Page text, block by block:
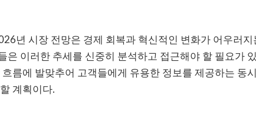
년 시장 전망은 경제 회복과 혁신적인 변화가 어우러
은 이러한 추세를 신중히 분석하고 접근해야 할 필요가
흐름에 발맞추어 고객들에게 유용한 정보를 제공하는 동
계획이다.